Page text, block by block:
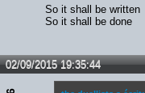
So it shall be written
So it shall be done
02/09/2015 19:35:44